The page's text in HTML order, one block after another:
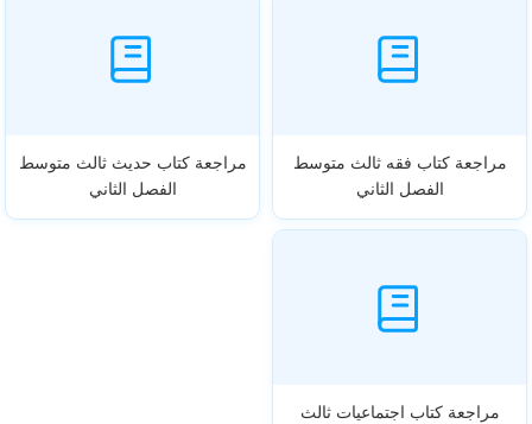
مراجعة كتاب فقه ثالث متوسط
الفصل الثاني
مراجعة كتاب حديث ثالث متوسط
الفصل الثاني
مراجعة كتاب اجتماعيات ثالث